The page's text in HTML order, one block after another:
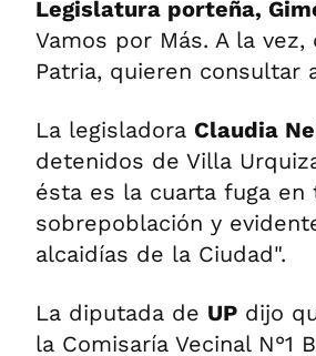
Legislatura porteña,
Vamos por Más. A la
Patria, quieren consultar
La legisladora Claudia
detenidos de Villa
ésta es la cuarta fuga
sobrepoblación y
alcaidías de la Ciudad".
La diputada de UP dijo
la Comisaría Vecinal N°1